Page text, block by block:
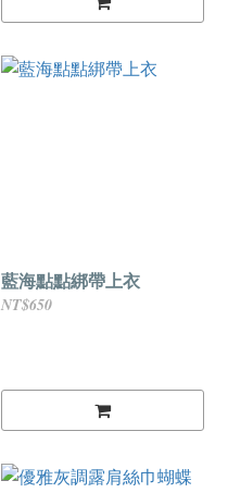
藍海點點綁帶上衣
NT$650